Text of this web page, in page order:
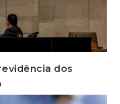
dos